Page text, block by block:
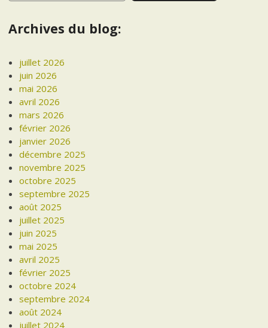
Archives du blog:
juillet 2026
juin 2026
mai 2026
avril 2026
mars 2026
février 2026
janvier 2026
décembre 2025
novembre 2025
octobre 2025
septembre 2025
août 2025
juillet 2025
juin 2025
mai 2025
avril 2025
février 2025
octobre 2024
septembre 2024
août 2024
juillet 2024